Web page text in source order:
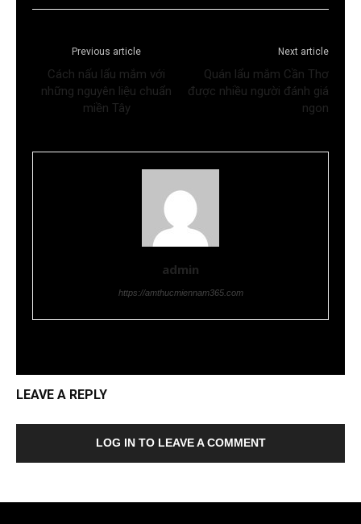
Previous article
Cách nấu lẩu mắm với
những nguyên liệu chuẩn
miền Tây
Next article
Quán lẩu mắm Cần Thơ
được nhiều người đánh giá
ngon
admin
https://amthucmiennam365.com
LEAVE A REPLY
LOG IN TO LEAVE A COMMENT